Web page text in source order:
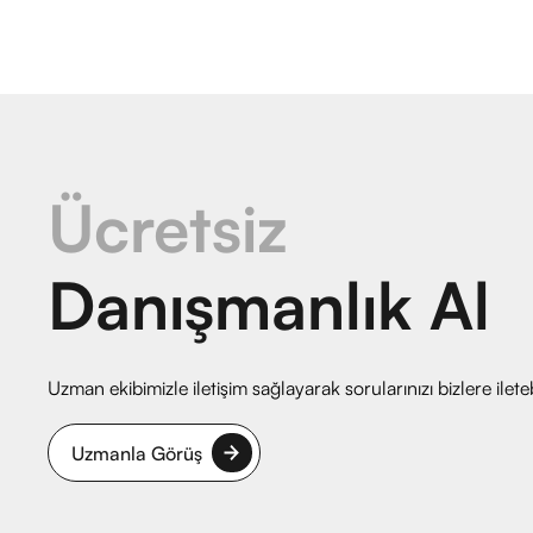
Ücretsiz
Danışmanlık Al
Uzman ekibimizle iletişim sağlayarak sorularınızı bizlere
Uzmanla Görüş